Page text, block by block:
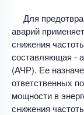
Для
аварий
снижения
составляющая -
(АЧР). Ее
ответственных
мощности в
снижения